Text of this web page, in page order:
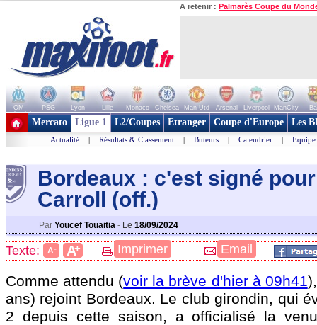
A retenir : Palmarès Coupe du
OM PSG Lyon Lille Monaco Chelsea Man Utd Arsenal Liverpool ManCity
+ de clubs
Mercato Ligue 1 L2/Coupes Etranger Coupe d'Europe Les
Actualité | Résultats & Classement | Buteurs | Calendrier | Equipe
Bordeaux : c'est signé
Carroll (off.)
Par Youcef Touaitia - Le 18/09/2024
Texte: A- A+ Imprimer Email
Comme attendu (voir la brève d'hier à 09h41
ans) rejoint Bordeaux. Le club girondin, qui
2 depuis cette saison, a officialisé la